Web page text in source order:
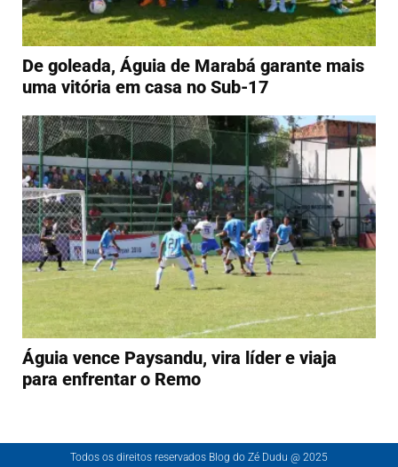
De goleada, Águia de Marabá garante mais
uma vitória em casa no Sub-17
Águia vence Paysandu, vira líder e viaja
para enfrentar o Remo
Todos os direitos reservados Blog do Zé Dudu @ 2025